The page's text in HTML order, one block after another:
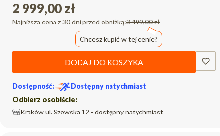
2 999,00 zł
Najniższa cena z 30 dni przed obniżką:3 499,00 zł
Chcesz kupić w tej cenie?
DODAJ DO KOSZYKA
Dostępność:
Dostępny natychmiast
Odbierz osobiście:
Kraków ul. Szewska 12 - dostępny natychmiast